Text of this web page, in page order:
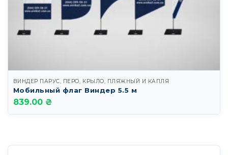
ВИНДЕР ПАРУС, ПЕРО, КРЫЛО, ПЛЯЖНЫЙ И КАПЛЯ
Мобильный флаг Виндер 5.5 м
839.00 ₴